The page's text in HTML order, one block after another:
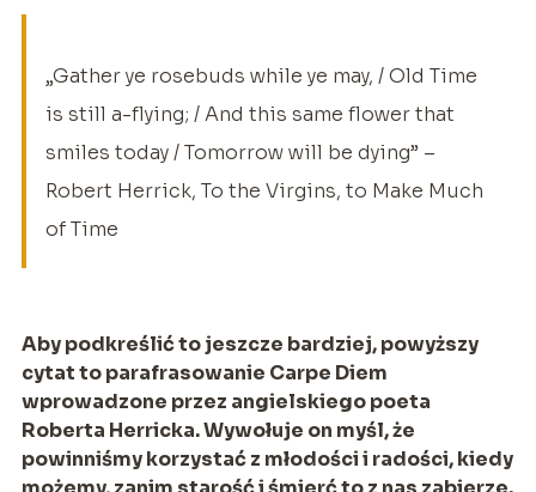
„Gather ye rosebuds while ye may, / Old Time
is still a-flying; / And this same flower that
smiles today / Tomorrow will be dying” –
Robert Herrick, To the Virgins, to Make Much
of Time
Aby podkreślić to jeszcze bardziej, powyższy
cytat to parafrasowanie Carpe Diem
wprowadzone przez angielskiego poeta
Roberta Herricka. Wywołuje on myśl, że
powinniśmy korzystać z młodości i radości, kiedy